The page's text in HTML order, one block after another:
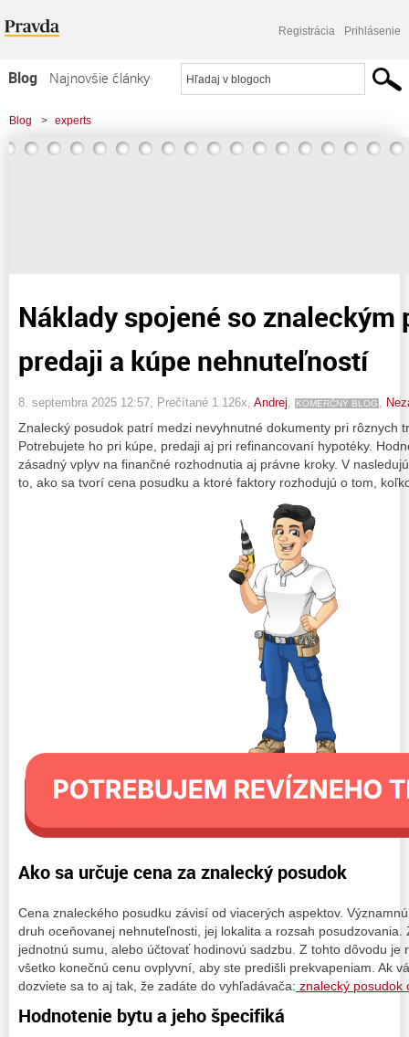
Registrácia Prihlásenie
Blog
Najnovšie články
Najčítanejšie články
Najkomentovanejšie články
Blog > experts
> Náklady spojené so znaleckým posudkom pri predaji a kúpe nehnuteľností
Náklady spojené so znaleckým
predaji a kúpe nehnuteľností
8. septembra 2025 12:57 , Prečítané 1 126x, Andrej KOMERČNÝ BLOG
Znalecký posudok patrí medzi nevyhnutné dokumenty pri rôznych
Potrebujete ho pri kúpe, predaji aj pri refinancovaní hypotéky.
zásadný vplyv na finančné rozhodnutia aj právne kroky. V
to, ako sa tvorí cena posudku a ktoré faktory rozhodujú o tom,
Ako sa určuje cena za znalecký posudok
Cena znaleckého posudku závisí od viacerých aspektov.
druh oceňovanej nehnuteľnosti, jej lokalita a rozsah
jednotnú sumu, alebo účtovať hodinovú sadzbu. Z tohto dôvodu je
všetko konečnú cenu ovplyvní, aby ste predišli prekvapeniam. Ak
dozviete sa to aj tak, že zadáte do vyhľadávača: znalecký posudok
Hodnotenie bytu a jeho špecifiká